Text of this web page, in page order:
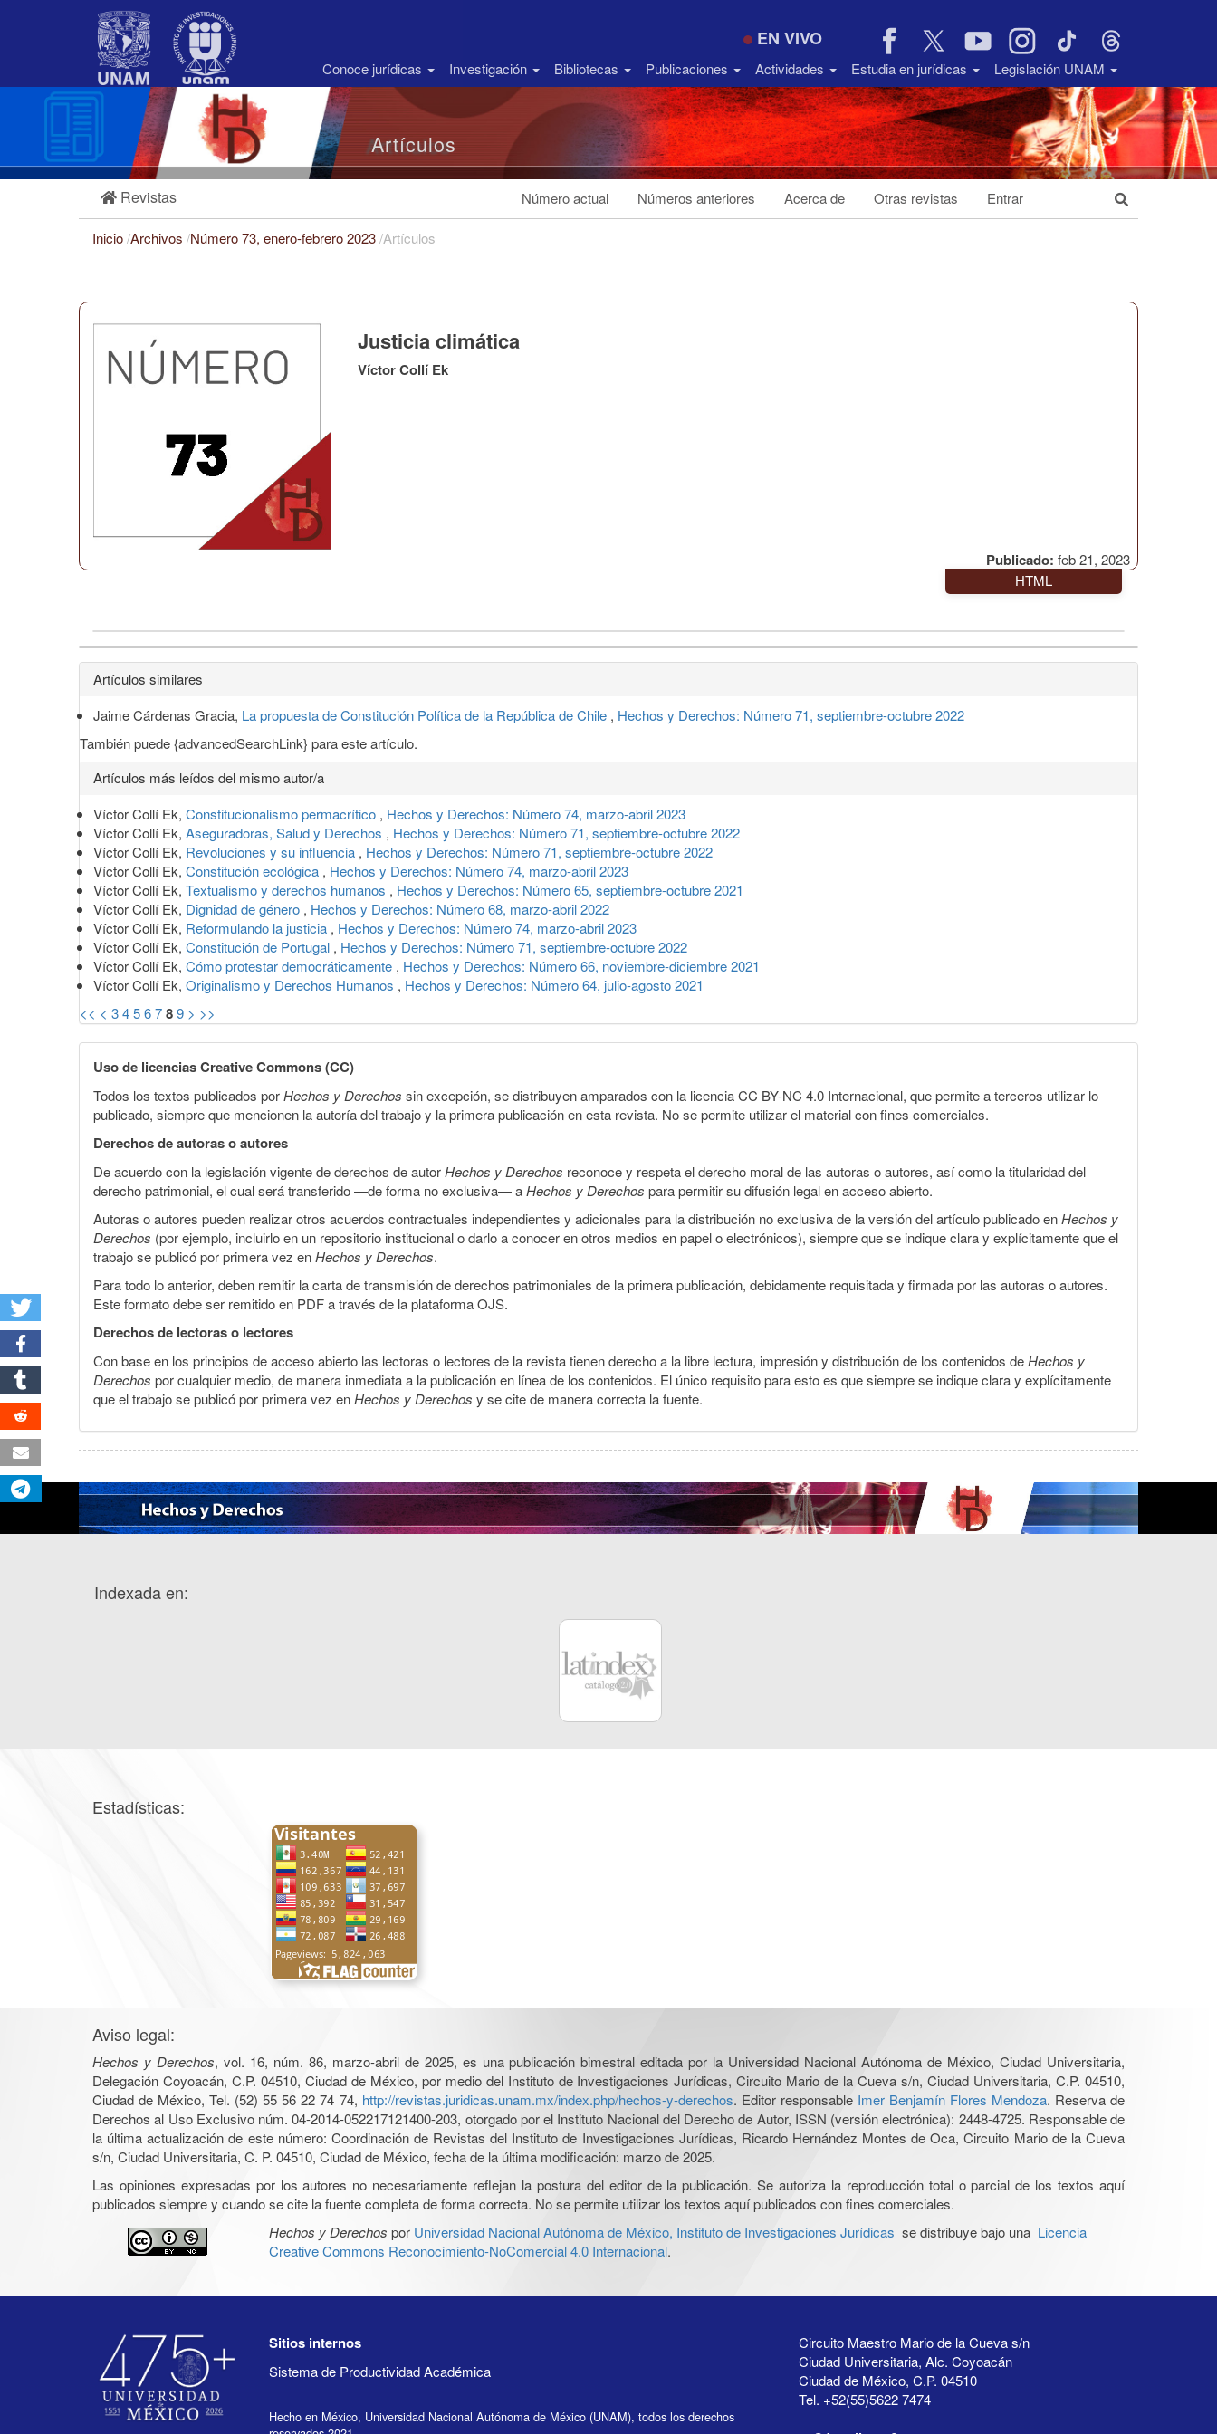
Barra
EN VIVO
Conoce jurídicas Investigación Bibliotecas Publicaciones Actividades Estudia en jurídicas Legislación UNAM
Artículos
Revistas Número actual Números anteriores Acerca de Otras revistas Entrar
Inicio/Archivos /Número 73, enero-febrero 2023/Artículos
Publicado: feb 21, 2023
Justicia climática
Víctor Collí Ek
HTML
Detalles
del
artículo
Artículos similares
Jaime Cárdenas Gracia, La propuesta de Constitución Política de la República de Chile , Hechos y Derechos: Número 71, septiembre-octubre 2022
También puede {advancedSearchLink} para este artículo.
Artículos más leídos del mismo autor/a
Víctor Collí Ek, Constitucionalismo permacrítico , Hechos y Derechos: Número 74, marzo-abril 2023
Víctor Collí Ek, Aseguradoras, Salud y Derechos , Hechos y Derechos: Número 71, septiembre-octubre 2022
Víctor Collí Ek, Revoluciones y su influencia , Hechos y Derechos: Número 71, septiembre-octubre 2022
Víctor Collí Ek, Constitución ecológica , Hechos y Derechos: Número 74, marzo-abril 2023
Víctor Collí Ek, Textualismo y derechos humanos , Hechos y Derechos: Número 65, septiembre-octubre 2021
Víctor Collí Ek, Dignidad de género , Hechos y Derechos: Número 68, marzo-abril 2022
Víctor Collí Ek, Reformulando la justicia , Hechos y Derechos: Número 74, marzo-abril 2023
Víctor Collí Ek, Constitución de Portugal , Hechos y Derechos: Número 71, septiembre-octubre 2022
Víctor Collí Ek, Cómo protestar democráticamente , Hechos y Derechos: Número 66, noviembre-diciembre 2021
Víctor Collí Ek, Originalismo y Derechos Humanos , Hechos y Derechos: Número 64, julio-agosto 2021
<< < 3456789 > >>
Uso de licencias Creative Commons (CC)
Todos los textos publicados porHechos y Derechos sin excepción, se distribuyen amparados con la licencia CC BY-NC 4.0 Internacional, que permite a terceros utilizar lo
publicado, siempre que mencionen la autoría del trabajo y la primera publicación en esta revista. No se permite utilizar el material con fines comerciales.
Derechos de autoras o autores
De acuerdo con la legislación vigente de derechos de autorHechos y Derechos reconoce y respeta el derecho moral de las autoras o autores, así como la titularidad del
derecho patrimonial, el cual será transferido —de forma no exclusiva— aHechos y Derechos para permitir su difusión legal en acceso abierto.
Autoras o autores pueden realizar otros acuerdos contractuales independientes y adicionales para la distribución no exclusiva de la versión del artículo publicado enHechos y
Derechos (por ejemplo, incluirlo en un repositorio institucional o darlo a conocer en otros medios en papel o electrónicos), siempre que se indique clara y explícitamente que el
trabajo se publicó por primera vez enHechos y Derechos.
Para todo lo anterior, deben remitir la carta de transmisión de derechos patrimoniales de la primera publicación, debidamente requisitada y firmada por las autoras o autores.
Este formato debe ser remitido en PDF a través de la plataforma OJS.
Derechos de lectoras o lectores
Con base en los principios de acceso abierto las lectoras o lectores de la revista tienen derecho a la libre lectura, impresión y distribución de los contenidos deHechos y
Derechos por cualquier medio, de manera inmediata a la publicación en línea de los contenidos. El único requisito para esto es que siempre se indique clara y explícitamente
que el trabajo se publicó por primera vez enHechos y Derechos y se cite de manera correcta la fuente.
Indexada en:
Estadísticas:
Aviso legal:
Hechos y Derechos, vol. 16, núm. 86, marzo-abril de 2025, es una publicación bimestral editada por la Universidad Nacional Autónoma de México, Ciudad Universitaria,
Delegación Coyoacán, C.P. 04510, Ciudad de México, por medio del Instituto de Investigaciones Jurídicas, Circuito Mario de la Cueva s/n, Ciudad Universitaria, C.P. 04510,
Ciudad de México, Tel. (52) 55 56 22 74 74, http://revistas.juridicas.unam.mx/index.php/hechos-y-derechos. Editor responsable Imer Benjamín Flores Mendoza. Reserva de
Derechos al Uso Exclusivo núm. 04-2014-052217121400-203, otorgado por el Instituto Nacional del Derecho de Autor, ISSN (versión electrónica): 2448-4725. Responsable de
la última actualización de este número: Coordinación de Revistas del Instituto de Investigaciones Jurídicas, Ricardo Hernández Montes de Oca, Circuito Mario de la Cueva
s/n, Ciudad Universitaria, C. P. 04510, Ciudad de México, fecha de la última modificación: marzo de 2025.
Las opiniones expresadas por los autores no necesariamente reflejan la postura del editor de la publicación. Se autoriza la reproducción total o parcial de los textos aquí
publicados siempre y cuando se cite la fuente completa de forma correcta. No se permite utilizar los textos aquí publicados con fines comerciales.
Hechos y Derechos por Universidad Nacional Autónoma de México, Instituto de Investigaciones Jurídicas se distribuye bajo una Licencia
Creative Commons Reconocimiento-NoComercial 4.0 Internacional.
Sitios internos
Sistema de Productividad Académica
Hecho en México, Universidad Nacional Autónoma de México (UNAM), todos los derechos
Circuito Maestro Mario de la Cueva s/n
Ciudad Universitaria, Alc. Coyoacán
Ciudad de México, C.P. 04510
Tel. +52(55)5622 7474